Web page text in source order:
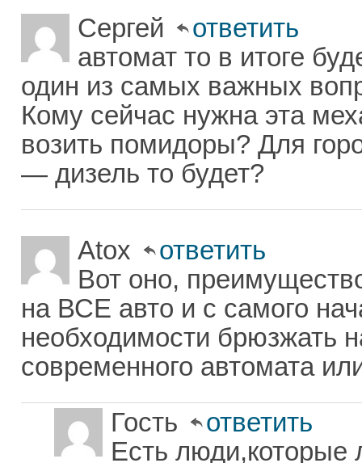
Сергей
ответить
автомат то в итоге
один из самых важных
Кому сейчас нужна эта
возить помидоры? Для
— дизель то будет?
Atox
ответить
Вот оно,
на ВСЕ авто и с самого
необходимости брюзжать
современного автомата
Гость
ответить
Есть